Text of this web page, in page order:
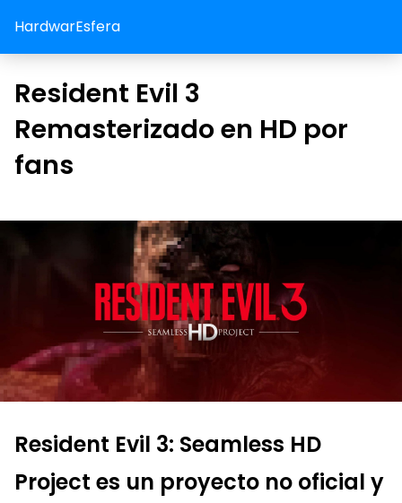
HardwarEsfera
Resident Evil 3
Remasterizado en HD por
fans
Resident Evil 3: Seamless HD
Project es un proyecto no oficial y